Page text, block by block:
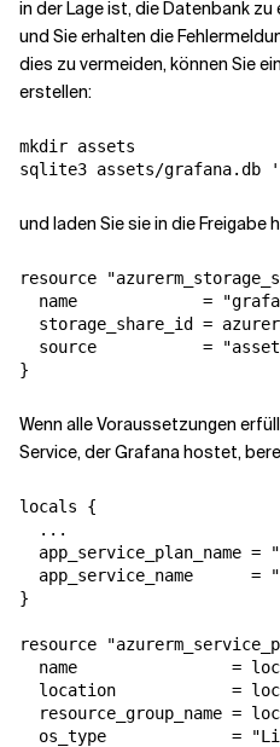
in der Lage ist, die Datenbank
und Sie erhalten die
dies zu vermeiden, können Sie
erstellen:
mkdir assets
sqlite3 assets/grafana.db
und laden Sie sie in die Freigabe
resource
name             =
storage_share_id =
source           =
}
Wenn alle Voraussetzungen
Service, der Grafana hostet,
locals {
  ...
app_service_plan_name =
app_service_name      =
}
resource
name                =
location            =
resource_group_name =
os_type             =